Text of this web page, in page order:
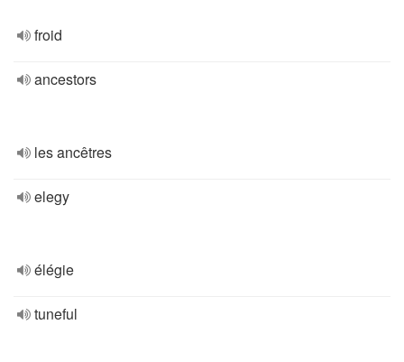
froid
ancestors
les ancêtres
elegy
élégie
tuneful